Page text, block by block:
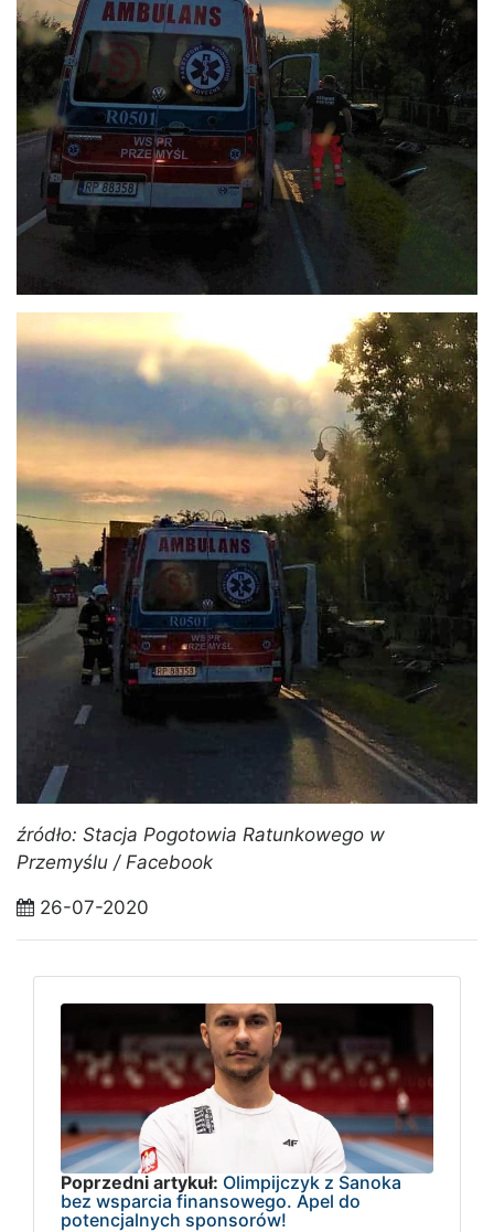
źródło: Stacja Pogotowia Ratunkowego w
Przemyślu / Facebook
26-07-2020
Poprzedni artykuł: Olimpijczyk z Sanoka
bez wsparcia finansowego. Apel do
potencjalnych sponsorów!